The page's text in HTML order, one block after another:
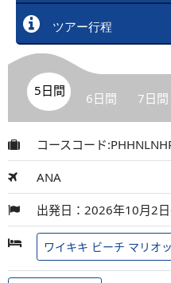
ツアー行程
5日間 6日間 7日間
コースコード
ANA
出発日：2026年10月2
ワイキキ ビーチ マリオ